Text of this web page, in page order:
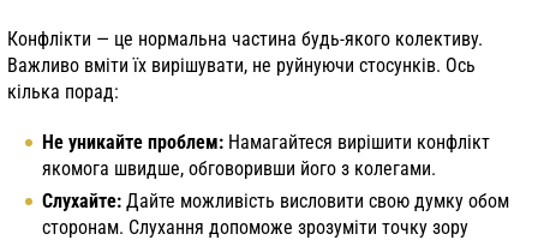
Конфлікти — це нормальна частина будь-якого колективу.
Важливо вміти їх вирішувати, не руйнуючи стосунків. Ось
кілька порад:
Не уникайте проблем: Намагайтеся вирішити конфлікт
якомога швидше, обговоривши його з колегами.
Слухайте: Дайте можливість висловити свою думку обом
сторонам. Слухання допоможе зрозуміти точку зору